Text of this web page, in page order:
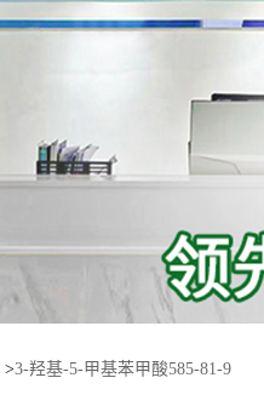
>3-羟基-5-甲基苯甲酸585-81-9